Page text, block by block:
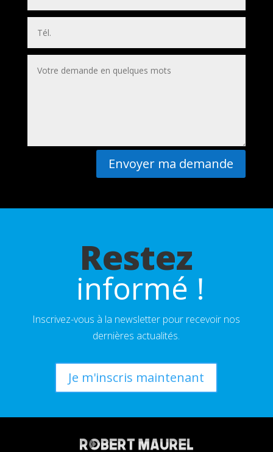
Envoyer ma demande
Restez
informé !
Inscrivez-vous à la newsletter pour recevoir nos
dernières actualités.
Je m'inscris maintenant